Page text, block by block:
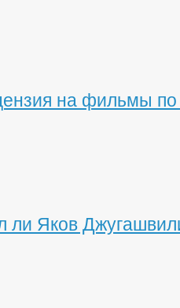
на фильмы по
ли Яков